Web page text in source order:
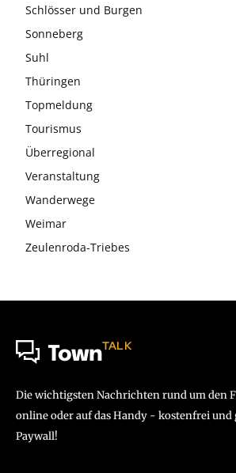
Schlösser und Burgen
Sonneberg
Suhl
Thüringen
Topmeldung
Tourismus
Überregional
Veranstaltung
Wanderwege
Weimar
Zeulenroda-Triebes
TownTALK
Die wichtigsten Nachrichten rund um den
online oder auf das Handy - kostenfrei
Paywall!